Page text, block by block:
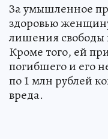
За умышленное
здоровью
лишения свободы
Кроме того, ей
погибшего и его
по 1 млн рублей
вреда.